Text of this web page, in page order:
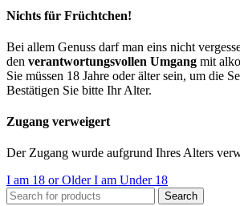
Nichts für Früchtchen!
Bei allem Genuss darf man eins nicht
den verantwortungsvollen Umgang mit
Sie müssen 18 Jahre oder älter sein, um die
Bestätigen Sie bitte Ihr Alter.
Zugang verweigert
Der Zugang wurde aufgrund Ihres Alters
I am 18 or OlderI am Under 18
Search